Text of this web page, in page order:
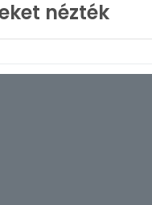
nézték